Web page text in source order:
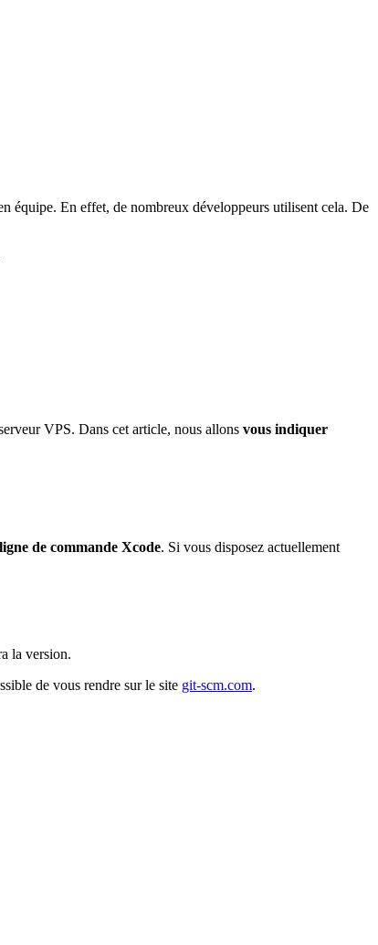
équipe. En effet, de nombreux développeurs utilisent cela. De
VPS. Dans cet article, nous allons vous indiquer
de commande Xcode. Si vous disposez actuellement
la version.
de vous rendre sur le site git-scm.com.